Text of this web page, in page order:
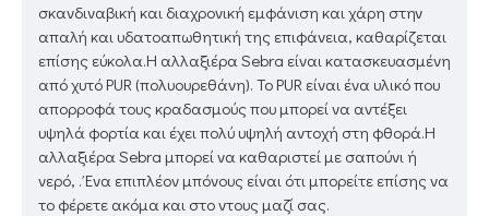
σκανδιναβική και διαχρονική εμφάνιση και χάρη στην
απαλή και υδατοαπωθητική της επιφάνεια, καθαρίζεται
επίσης εύκολα.Η αλλαξιέρα Sebra είναι κατασκευασμένη
από χυτό PUR (πολυουρεθάνη). Το PUR είναι ένα υλικό που
απορροφά τους κραδασμούς που μπορεί να αντέξει
υψηλά φορτία και έχει πολύ υψηλή αντοχή στη φθορά.Η
αλλαξιέρα Sebra μπορεί να καθαριστεί με σαπούνι ή
νερό, . Ένα επιπλέον μπόνους είναι ότι μπορείτε επίσης να
το φέρετε ακόμα και στο ντους μαζί σας.